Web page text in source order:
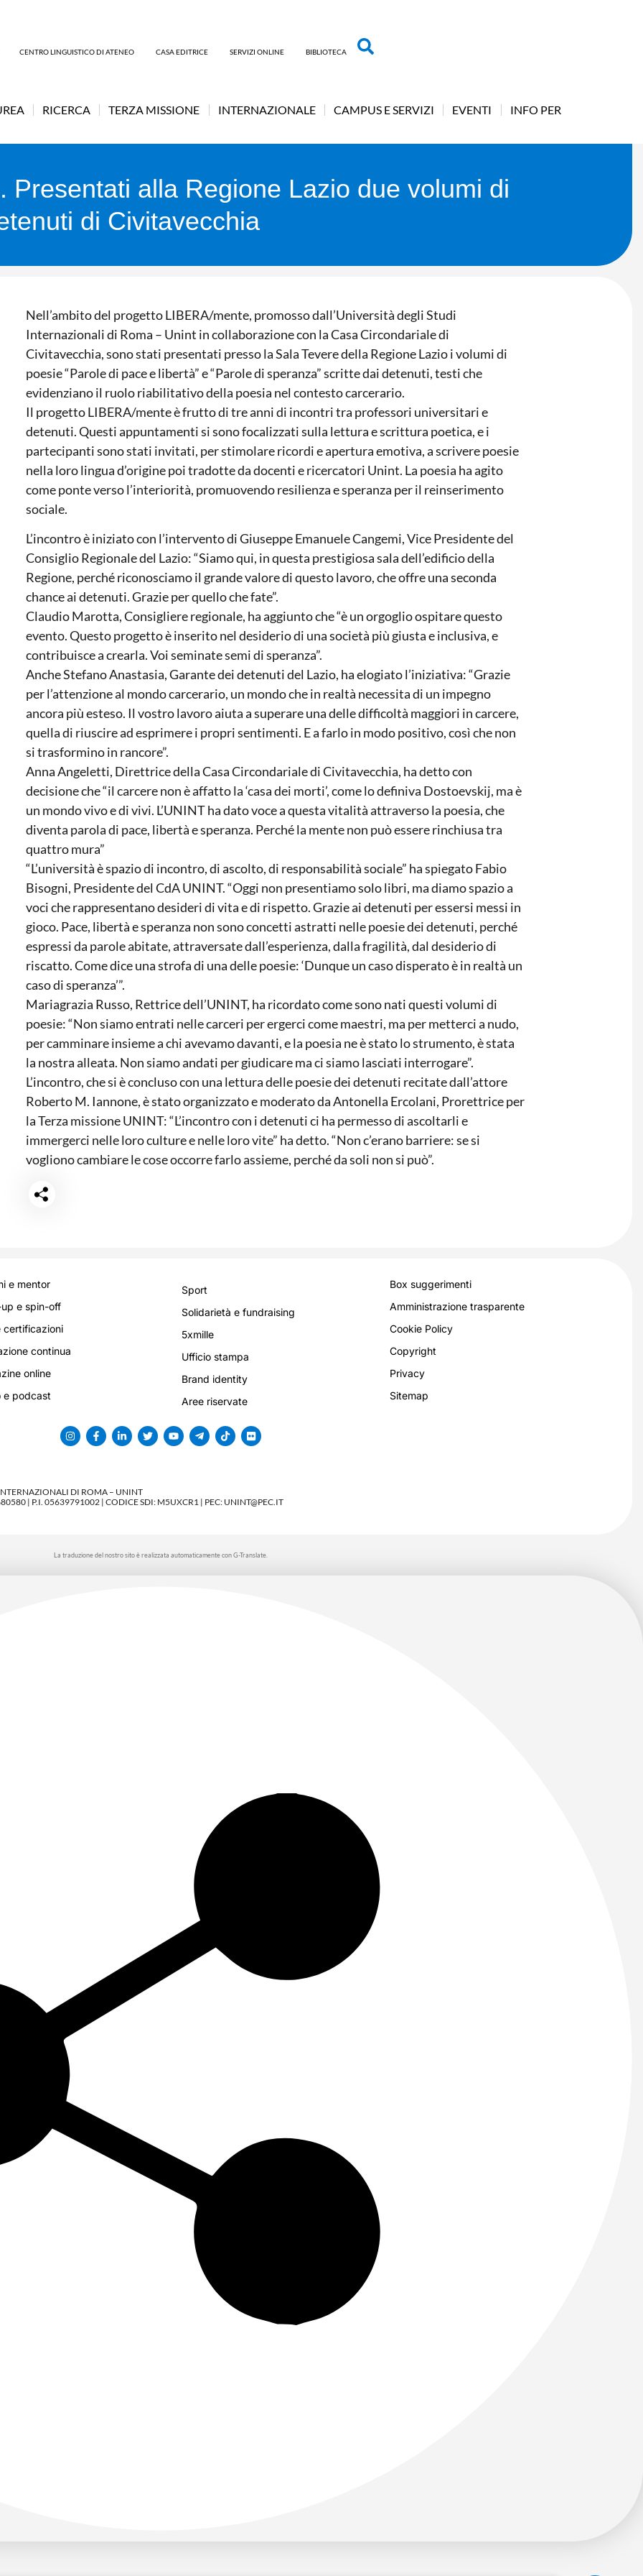
CENTRO LINGUISTICO DI ATENEO CASA EDITRICE SERVIZI ONLINE BIBLIOTECA
RICERCA TERZA MISSIONE INTERNAZIONALE CAMPUS E SERVIZI EVENTI INFO PER
Presentati alla Regione Lazio due volumi di
di Civitavecchia
Nell’ambito del progetto LIBERA/mente, promosso dall’Università degli Studi
Internazionali di Roma – Unint in collaborazione con la Casa Circondariale di
Civitavecchia, sono stati presentati presso la Sala Tevere della Regione Lazio i volumi di
poesie “Parole di pace e libertà” e “Parole di speranza” scritte dai detenuti, testi che
evidenziano il ruolo riabilitativo della poesia nel contesto carcerario.
Il progetto LIBERA/mente è frutto di tre anni di incontri tra professori universitari e
detenuti. Questi appuntamenti si sono focalizzati sulla lettura e scrittura poetica, e i
partecipanti sono stati invitati, per stimolare ricordi e apertura emotiva, a scrivere poesie
nella loro lingua d’origine poi tradotte da docenti e ricercatori Unint. La poesia ha agito
come ponte verso l’interiorità, promuovendo resilienza e speranza per il reinserimento
sociale.
L’incontro è iniziato con l’intervento di Giuseppe Emanuele Cangemi, Vice Presidente del
Consiglio Regionale del Lazio: “Siamo qui, in questa prestigiosa sala dell’edificio della
Regione, perché riconosciamo il grande valore di questo lavoro, che offre una seconda
chance ai detenuti. Grazie per quello che fate”.
Claudio Marotta, Consigliere regionale, ha aggiunto che “è un orgoglio ospitare questo
evento. Questo progetto è inserito nel desiderio di una società più giusta e inclusiva, e
contribuisce a crearla. Voi seminate semi di speranza”.
Anche Stefano Anastasia, Garante dei detenuti del Lazio, ha elogiato l’iniziativa: “Grazie
per l’attenzione al mondo carcerario, un mondo che in realtà necessita di un impegno
ancora più esteso. Il vostro lavoro aiuta a superare una delle difficoltà maggiori in carcere,
quella di riuscire ad esprimere i propri sentimenti. E a farlo in modo positivo, così che non
si trasformino in rancore”.
Anna Angeletti, Direttrice della Casa Circondariale di Civitavecchia, ha detto con
decisione che “il carcere non è affatto la ‘casa dei morti’, come lo definiva Dostoevskij, ma è
un mondo vivo e di vivi. L’UNINT ha dato voce a questa vitalità attraverso la poesia, che
diventa parola di pace, libertà e speranza. Perché la mente non può essere rinchiusa tra
quattro mura”
“L’università è spazio di incontro, di ascolto, di responsabilità sociale” ha spiegato Fabio
Bisogni, Presidente del CdA UNINT. “Oggi non presentiamo solo libri, ma diamo spazio a
voci che rappresentano desideri di vita e di rispetto. Grazie ai detenuti per essersi messi in
gioco. Pace, libertà e speranza non sono concetti astratti nelle poesie dei detenuti, perché
espressi da parole abitate, attraversate dall’esperienza, dalla fragilità, dal desiderio di
riscatto. Come dice una strofa di una delle poesie: ‘Dunque un caso disperato è in realtà un
caso di speranza’”.
Mariagrazia Russo, Rettrice dell’UNINT, ha ricordato come sono nati questi volumi di
poesie: “Non siamo entrati nelle carceri per ergerci come maestri, ma per metterci a nudo,
per camminare insieme a chi avevamo davanti, e la poesia ne è stato lo strumento, è stata
la nostra alleata. Non siamo andati per giudicare ma ci siamo lasciati interrogare”.
L’incontro, che si è concluso con una lettura delle poesie dei detenuti recitate dall’attore
Roberto M. Iannone, è stato organizzato e moderato da Antonella Ercolani, Prorettrice per
la Terza missione UNINT: “L’incontro con i detenuti ci ha permesso di ascoltarli e
immergerci nelle loro culture e nelle loro vite” ha detto. “Non c’erano barriere: se si
vogliono cambiare le cose occorre farlo assieme, perché da soli non si può”.
e mentor
e spin-off
certificazioni
continua
online
e podcast
Sport
Solidarietà e fundraising
5xmille
Ufficio stampa
Brand identity
Aree riservate
Box suggerimenti
Amministrazione trasparente
Cookie Policy
Copyright
Privacy
Sitemap
DI ROMA – UNINT
| P.I. 05639791002 | CODICE SDI: M5UXCR1 | PEC: UNINT@PEC.IT
La traduzione del nostro sito è realizzata automaticamente con G-Translate.